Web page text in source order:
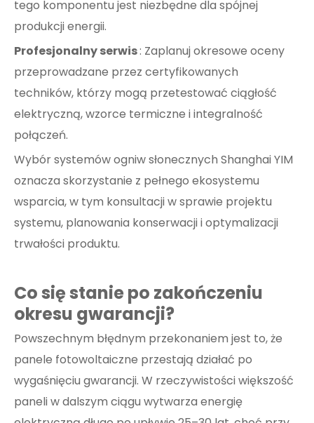
tego komponentu jest niezbędne dla spójnej
produkcji energii.
Profesjonalny serwis: Zaplanuj okresowe oceny
przeprowadzane przez certyfikowanych
techników, którzy mogą przetestować ciągłość
elektryczną, wzorce termiczne i integralność
połączeń.
Wybór systemów ogniw słonecznych Shanghai YIM
oznacza skorzystanie z pełnego ekosystemu
wsparcia, w tym konsultacji w sprawie projektu
systemu, planowania konserwacji i optymalizacji
trwałości produktu.
Co się stanie po zakończeniu
okresu gwarancji?
Powszechnym błędnym przekonaniem jest to, że
panele fotowoltaiczne przestają działać po
wygaśnięciu gwarancji. W rzeczywistości większość
paneli w dalszym ciągu wytwarza energię